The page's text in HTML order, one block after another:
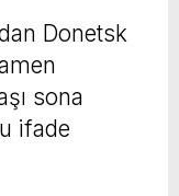
Donetsk
sona
ifade